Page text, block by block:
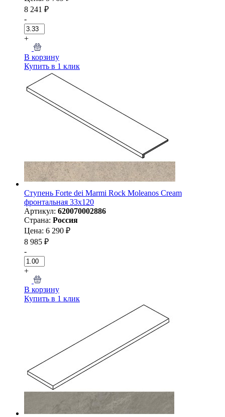
8 241 ₽
-
+
В корзину
Купить в 1 клик
Ступень Forte dei Marmi Rock Moleanos Cream
фронтальная 33x120
Артикул: 620070002886
Страна: Россия
Цена: 6 290 ₽
8 985 ₽
-
+
В корзину
Купить в 1 клик